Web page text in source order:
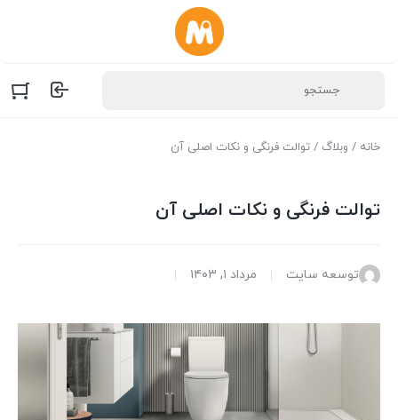
خانه / وبلاگ / توالت فرنگی و نکات اصلی آن
توالت فرنگی و نکات اصلی آن
توسعه سایت مرداد ۱, ۱۴۰۳